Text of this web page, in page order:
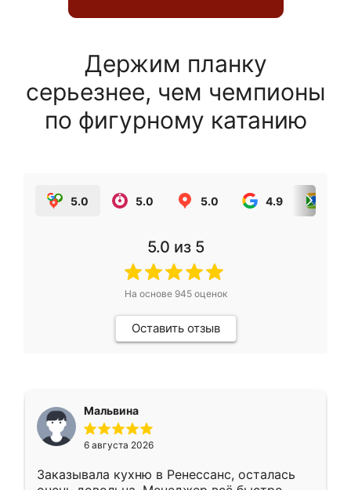
Держим планку
серьезнее, чем чемпионы
по фигурному катанию
5.0 5.0 5.0 4.9
5.0 из 5
На основе 945оценок
Оставить отзыв
Мальвина
6 августа 2026
Заказывала кухню в Ренессанс, осталась